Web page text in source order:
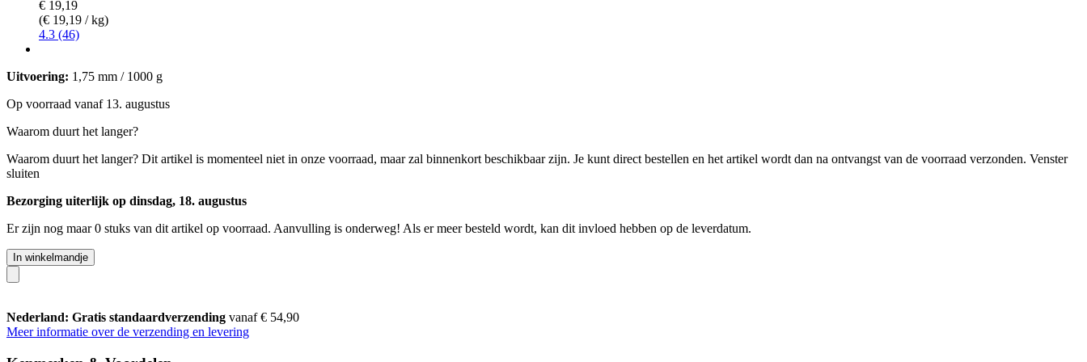
€ 19,19
(€ 19,19 / kg)
4.3 (46)
Uitvoering: 1,75 mm / 1000 g
Op voorraad vanaf 13. augustus
Waarom duurt het langer?
Waarom duurt het langer? Dit artikel is momenteel niet in onze voorraad, maar zal binnenkort beschikbaar zijn. Je kunt direct bestellen en het artikel wordt dan na ontvangst van de voorraad verzonden. Venster
sluiten
Bezorging uiterlijk op dinsdag, 18. augustus
Er zijn nog maar 0 stuks van dit artikel op voorraad. Aanvulling is onderweg! Als er meer besteld wordt, kan dit invloed hebben op de leverdatum.
In winkelmandje
Nederland: Gratis standaardverzending vanaf € 54,90
Meer informatie over de verzending en levering